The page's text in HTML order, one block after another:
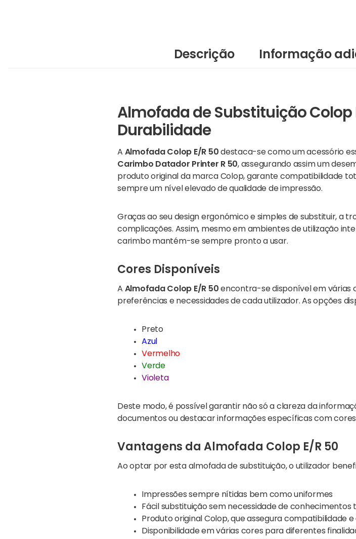
Descrição Informação
Almofada de Substituição Colop
Durabilidade
A Almofada Colop E/R 50 destaca-se como um acessório
Carimbo Datador Printer R 50, assegurando assim um
produto original da marca Colop, garante compatibilidade
sempre um nível elevado de qualidade de impressão.
Graças ao seu design ergonómico e simples de substituir, a
complicações. Assim, mesmo em ambientes de utilização
carimbo mantém-se sempre pronto a usar.
Cores Disponíveis
A Almofada Colop E/R 50 encontra-se disponível em várias
preferências e necessidades de cada utilizador. As opções
Preto
Azul
Vermelho
Verde
Violeta
Deste modo, é possível garantir não só a clareza da
documentos ou destacar informações específicas com
Vantagens da Almofada Colop E/R 50
Ao optar por esta almofada de substituição, o utilizador
Impressões sempre nítidas bem como uniformes
Fácil substituição sem necessidade de conhecimentos
Produto original Colop, que assegura compatibilidade
Disponibilidade em várias cores para diferentes